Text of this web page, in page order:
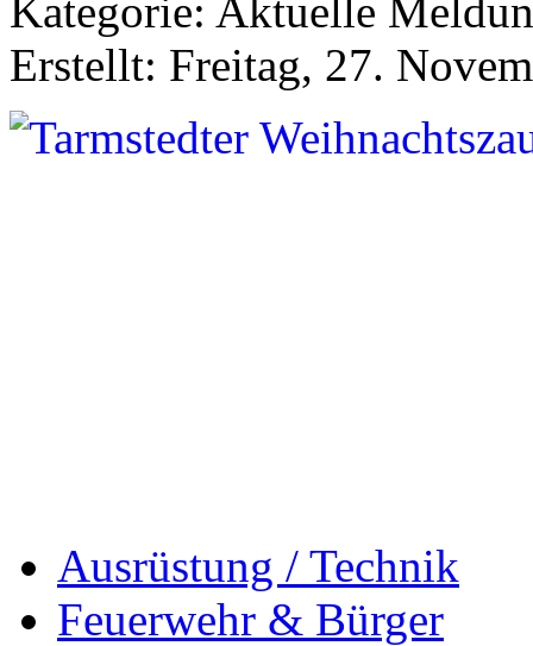
Kategorie: Aktuelle
Erstellt: Freitag, 27.
Ausrüstung / Technik
Feuerwehr & Bürger